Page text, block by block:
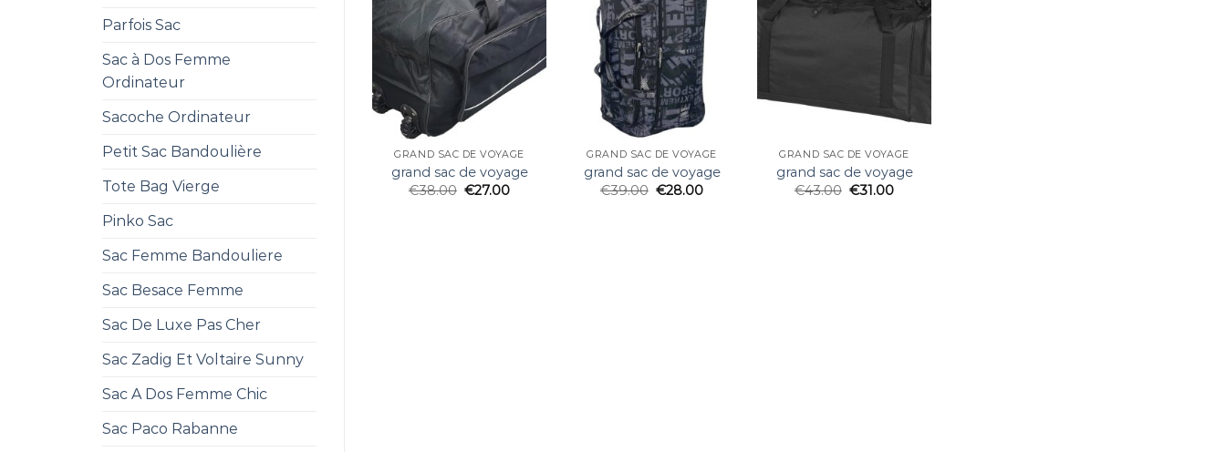
Parfois Sac
Sac à Dos Femme
Ordinateur
Sacoche Ordinateur
Petit Sac Bandoulière
Tote Bag Vierge
Pinko Sac
Sac Femme Bandouliere
Sac Besace Femme
Sac De Luxe Pas Cher
Sac Zadig Et Voltaire Sunny
Sac A Dos Femme Chic
Sac Paco Rabanne
GRAND SAC DE VOYAGE
grand sac de voyage
€38.00 €27.00
GRAND SAC DE VOYAGE
grand sac de voyage
€39.00 €28.00
GRAND SAC DE VOYAGE
grand sac de voyage
€43.00 €31.00